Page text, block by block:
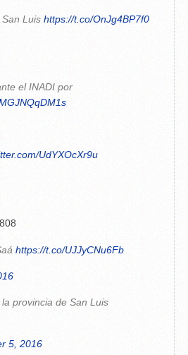
Luis https://t.co/OnJg4BP7f0
el INADI por
UdYXOcXr9u
https://t.co/UJJyCNu6Fb
provincia de San Luis
5, 2016